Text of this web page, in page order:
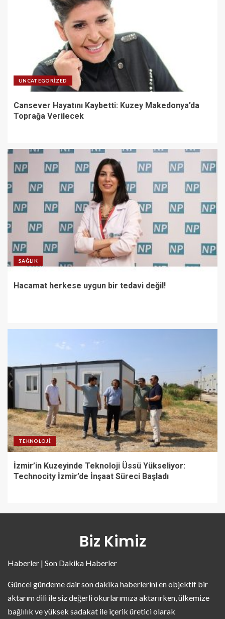
UNCATEGORIZED
Cansever Hayatını Kaybetti: Kuzey Makedonya’da
Toprağa Verilecek
SAĞLIK
Hacamat herkese uygun bir tedavi değil!
TEKNOLOJI
İzmir’in Kuzeyinde Teknoloji Üssü Yükseliyor:
Technocity İzmir’de İnşaat Süreci Başladı
Biz Kimiz
Haberler | Son Dakika Haberler
Güncel gündeme dair son dakika haberlerini en objektif bir
aktarım dili ile siz değerli okurlarımıza aktarırken, ülkemize
bağlılık ve yüksek sadakat ile içerik üretici olarak